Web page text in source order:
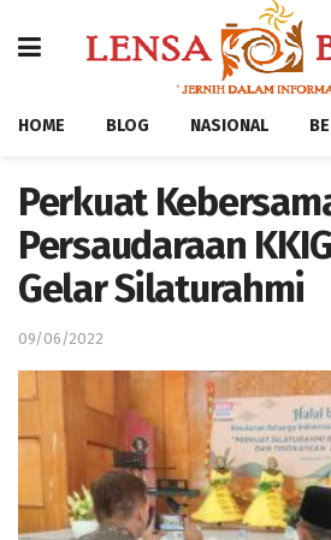
HOME BLOG NASIONAL
Perkuat
Persaudaraan
Gelar Silaturahmi
09/06/2022